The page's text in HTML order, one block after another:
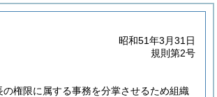
昭和51年3月31日
規則第2号
権限に属する事務を分掌させるため組織